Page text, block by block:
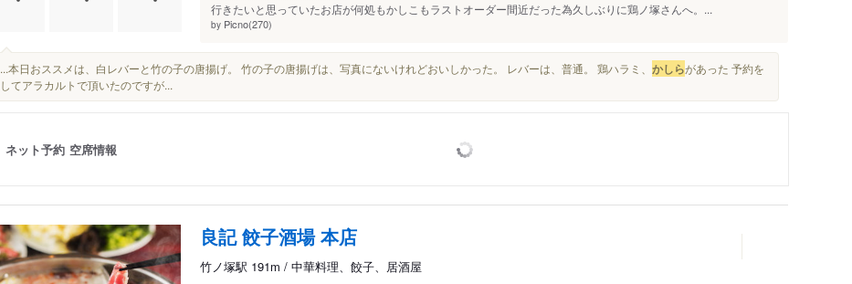
行きたいと思っていたお店が何処もかしこもラストオーダー間近だった為久しぶりに鶏ノ塚さんへ。...
by Picno(270)
...本日おススメは、白レバーと竹の子の唐揚げ。 竹の子の唐揚げは、写真にないけれどおいしかった。 レバーは、普通。 鶏ハラミ、 かしらがあった 予約を
してアラカルトで頂いたのですが...
ネット予約 空席情報
良記 餃子酒場 本店
竹ノ塚駅 191m / 中華料理、餃子、居酒屋